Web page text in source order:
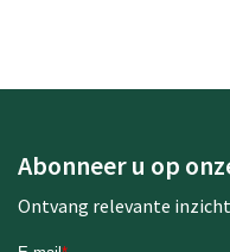
Abonneer u op
Ontvang relevante